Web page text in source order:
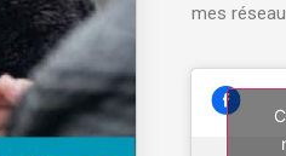
mes